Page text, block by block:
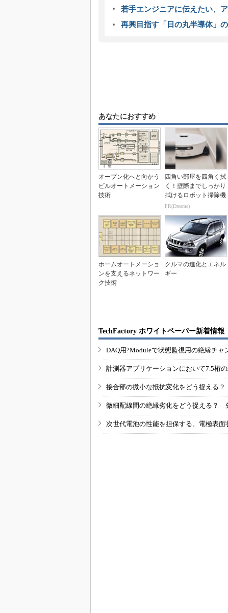
若手エンジニアに伝えたい、
再興目指す「日の丸半導体」
あなたにおすすめ
オープン化へと向かう
ビルオートメーション
技術
四角い部屋を四角く拭
く！壁際までしっかり
拭けるロボット掃除機
PR(Dreame)
ホームオートメーショ
ンを支えるネットワー
ク技術
クルマの進化とエネル
ギー
TechFactory ホワイトペーパー新着情報
DAQ用?Moduleで状態監視用の絶縁チ
計測器アプリケーションにおいて7.5桁
接合部の微小な抵抗変化をどう捉える
微細配線間の絶縁劣化をどう捉える？
次世代電池の性能を担保する、電極表